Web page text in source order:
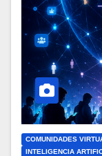
COMUNIDADES
INTELIGENCIA